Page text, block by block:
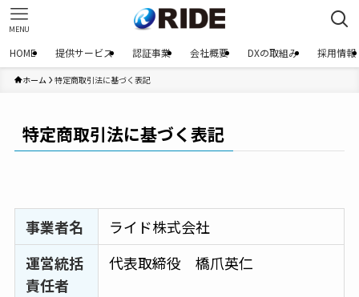
MENU
HOME 提供サービス 認証事業 会社概要 DXの取組み 採用情報
ホーム 特定商取引法に基づく表記
特定商取引法に基づく表記
事業者名
ライド株式会社
運営統括
責任者
代表取締役 橋爪英仁